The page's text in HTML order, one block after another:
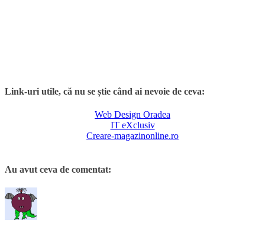
Link-uri utile, că nu se știe când ai nevoie de ceva:
Web Design Oradea
IT eXclusiv
Creare-magazinonline.ro
Au avut ceva de comentat: